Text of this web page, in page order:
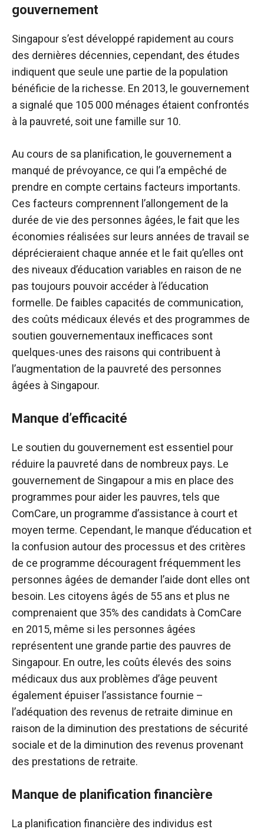
gouvernement
Singapour s’est développé rapidement au cours
des dernières décennies, cependant, des études
indiquent que seule une partie de la population
bénéficie de la richesse. En 2013, le gouvernement
a signalé que 105 000 ménages étaient confrontés
à la pauvreté, soit une famille sur 10.
Au cours de sa planification, le gouvernement a
manqué de prévoyance, ce qui l’a empêché de
prendre en compte certains facteurs importants.
Ces facteurs comprennent l’allongement de la
durée de vie des personnes âgées, le fait que les
économies réalisées sur leurs années de travail se
déprécieraient chaque année et le fait qu’elles ont
des niveaux d’éducation variables en raison de ne
pas toujours pouvoir accéder à l’éducation
formelle. De faibles capacités de communication,
des coûts médicaux élevés et des programmes de
soutien gouvernementaux inefficaces sont
quelques-unes des raisons qui contribuent à
l’augmentation de la pauvreté des personnes
âgées à Singapour.
Manque d’efficacité
Le soutien du gouvernement est essentiel pour
réduire la pauvreté dans de nombreux pays. Le
gouvernement de Singapour a mis en place des
programmes pour aider les pauvres, tels que
ComCare, un programme d’assistance à court et
moyen terme. Cependant, le manque d’éducation et
la confusion autour des processus et des critères
de ce programme découragent fréquemment les
personnes âgées de demander l’aide dont elles ont
besoin. Les citoyens âgés de 55 ans et plus ne
comprenaient que 35% des candidats à ComCare
en 2015, même si les personnes âgées
représentent une grande partie des pauvres de
Singapour. En outre, les coûts élevés des soins
médicaux dus aux problèmes d’âge peuvent
également épuiser l’assistance fournie –
l’adéquation des revenus de retraite diminue en
raison de la diminution des prestations de sécurité
sociale et de la diminution des revenus provenant
des prestations de retraite.
Manque de planification financière
La planification financière des individus est